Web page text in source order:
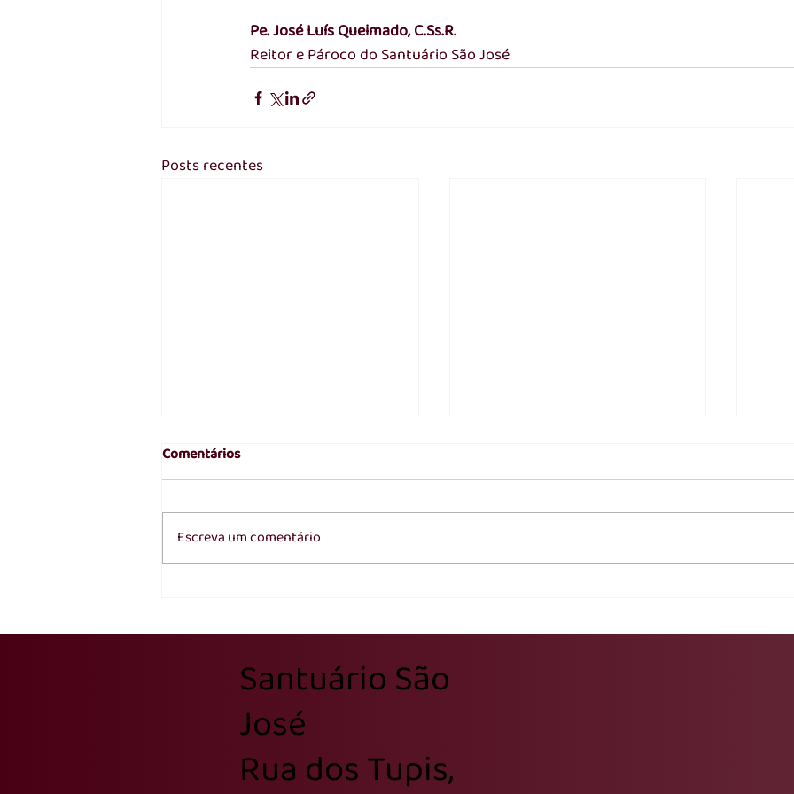
Pe. José Luís Queimado, C.Ss.R.
Reitor e Pároco do Santuário São José
Posts recentes
Comentários
Escreva um comentário
Santuário São
José
Rua dos Tupis,